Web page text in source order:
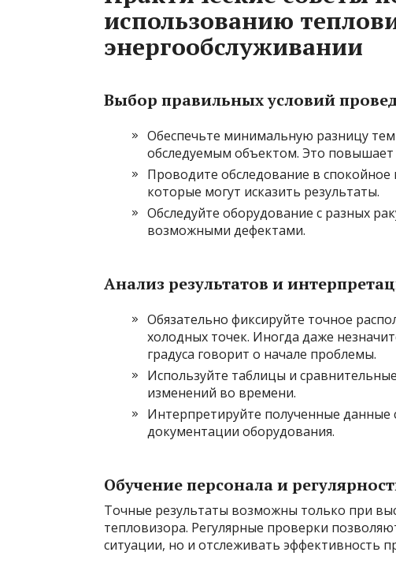
использованию
энергообслуживании
Выбор правильных условий
Обеспечьте минимальную разницу
обследуемым объектом. Это повышает
Проводите обследование в спокойное
которые могут исказить результаты.
Обследуйте оборудование с разных
возможными дефектами.
Анализ результатов и
Обязательно фиксируйте точное
холодных точек. Иногда даже
градуса говорит о начале проблемы.
Используйте таблицы и
изменений во времени.
Интерпретируйте полученные данные
документации оборудования.
Обучение персонала и
Точные результаты возможны только при
тепловизора. Регулярные проверки
ситуации, но и отслеживать эффективность